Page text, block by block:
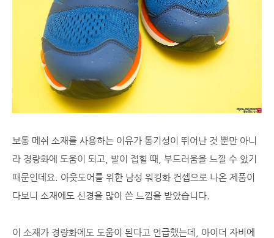
보통 메쉬 소재를 사용하는 이유가 통기성이 뛰어난 것 뿐만 아니
라 경량화에 도움이 되고, 발이 접힐 때, 부드러움을 느낄 수 있기
때문인데요. 아웃도어를 위한 남성 워킹화 컨셉으로 나온 제품이
다보니 소재에도 신경을 많이 쓴 느낌을 받았습니다.
이 소재가 경량화에도 도움이 된다고 언급했는데, 아이더 자비에